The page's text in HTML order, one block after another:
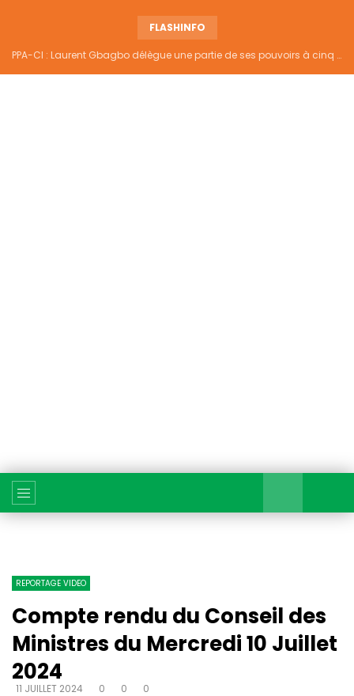
FLASHINFO
PPA-CI : Laurent Gbagbo délègue une partie de ses pouvoirs à cinq hauts responsables du parti, voici la liste officielle
REPORTAGE VIDEO
Compte rendu du Conseil des
Ministres du Mercredi 10 Juillet
2024
11 JUILLET 2024 0 0 0